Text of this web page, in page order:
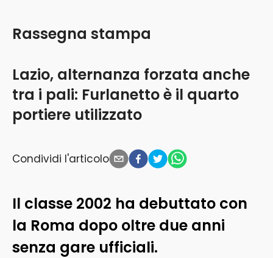
Lazio, alternanza forzata anche
tra i pali: Furlanetto è il quarto
portiere utilizzato
Rassegna stampa
Condividi l'articolo
Il classe 2002 ha debuttato con
la Roma dopo oltre due anni
senza gare ufficiali.